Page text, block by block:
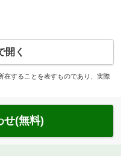
開く
することを表すものであり、実際
せ(無料)